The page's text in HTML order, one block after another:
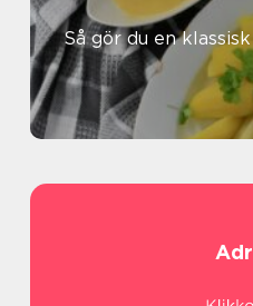
Så gör du en